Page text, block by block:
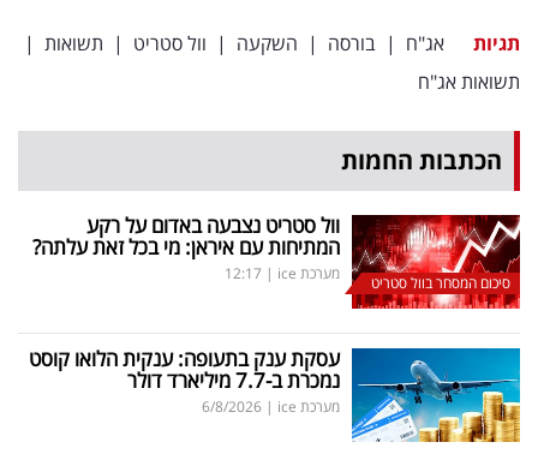
תגיות אג"ח | בורסה | השקעה | וול סטריט | תשואות |
תשואות אג"ח
הכתבות החמות
סיכום המסחר בוול סטריט
וול סטריט נצבעה באדום על רקע
המתיחות עם איראן: מי בכל זאת עלתה?
מערכת ice |
12:17
עסקת ענק בתעופה: ענקית הלואו קוסט
נמכרת ב-7.7 מיליארד דולר
מערכת ice |
6/8/2026